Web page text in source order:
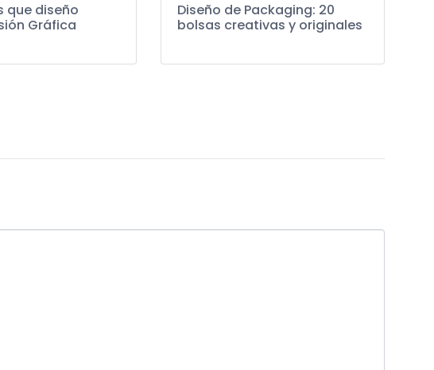
que diseño
Gráfica
Diseño de Packaging: 20
bolsas creativas y originales